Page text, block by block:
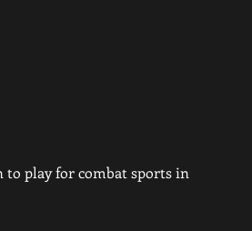
play for combat sports in